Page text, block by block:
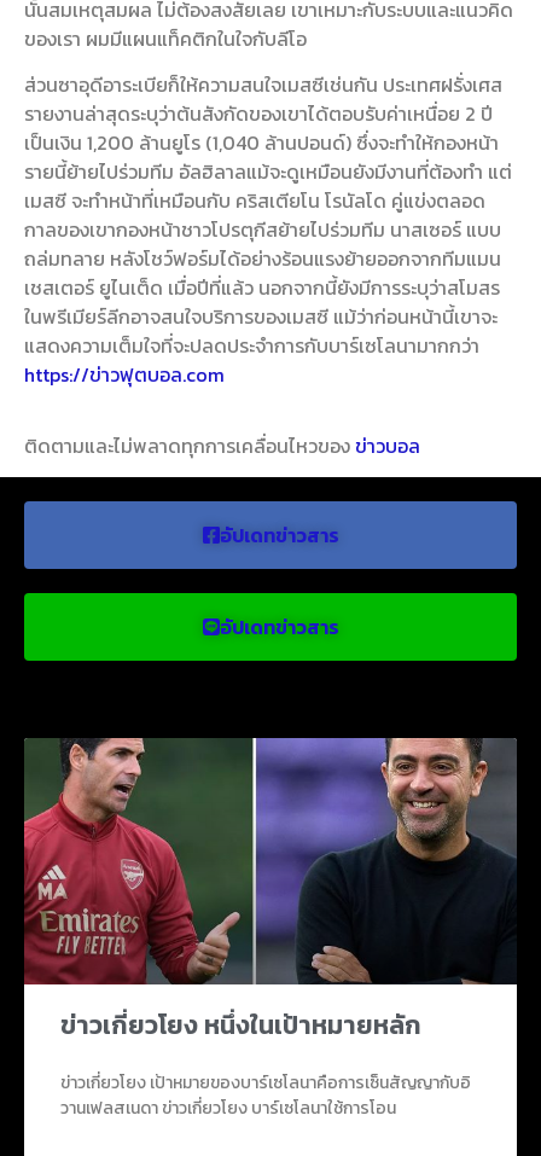
นั้นสมเหตุสมผล ไม่ต้องสงสัยเลย เขาเหมาะกับระบบและแนวคิด
ของเรา ผมมีแผนแท็คติกในใจกับลีโอ
ส่วนซาอุดีอาระเบียก็ให้ความสนใจเมสซีเช่นกัน ประเทศฝรั่งเศส
รายงานล่าสุดระบุว่าต้นสังกัดของเขาได้ตอบรับค่าเหนื่อย 2 ปี
เป็นเงิน 1,200 ล้านยูโร (1,040 ล้านปอนด์) ซึ่งจะทำให้กองหน้า
รายนี้ย้ายไปร่วมทีม อัลฮิลาลแม้จะดูเหมือนยังมีงานที่ต้องทำ แต่
เมสซี จะทำหน้าที่เหมือนกับ คริสเตียโน โรนัลโด คู่แข่งตลอด
กาลของเขากองหน้าชาวโปรตุกีสย้ายไปร่วมทีม นาสเซอร์ แบบ
ถล่มทลาย หลังโชว์ฟอร์มได้อย่างร้อนแรงย้ายออกจากทีมแมน
เชสเตอร์ ยูไนเต็ด เมื่อปีที่แล้ว นอกจากนี้ยังมีการระบุว่าสโมสร
ในพรีเมียร์ลีกอาจสนใจบริการของเมสซี แม้ว่าก่อนหน้านี้เขาจะ
แสดงความเต็มใจที่จะปลดประจำการกับบาร์เซโลนามากกว่า
https://ข่าวฟุตบอล.com
ติดตามและไม่พลาดทุกการเคลื่อนไหวของ ข่าวบอล
อัปเดทข่าวสาร
อัปเดทข่าวสาร
ข่าวเกี่ยวโยง หนึ่งในเป้าหมายหลัก
ข่าวเกี่ยวโยง เป้าหมายของบาร์เซโลนาคือการเซ็นสัญญากับอิ
วานเฟลสเนดา ข่าวเกี่ยวโยง บาร์เซโลนาใช้การโอน